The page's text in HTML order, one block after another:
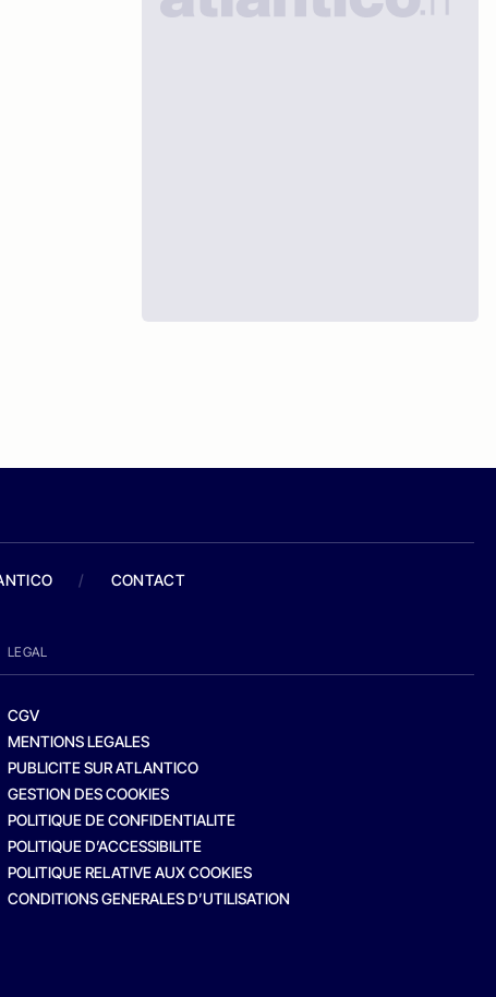
/ CONTACT
LEGAL
CGV
MENTIONS LEGALES
PUBLICITE SUR ATLANTICO
GESTION DES COOKIES
POLITIQUE DE CONFIDENTIALITE
POLITIQUE D’ACCESSIBILITE
POLITIQUE RELATIVE AUX COOKIES
CONDITIONS GENERALES D’UTILISATION